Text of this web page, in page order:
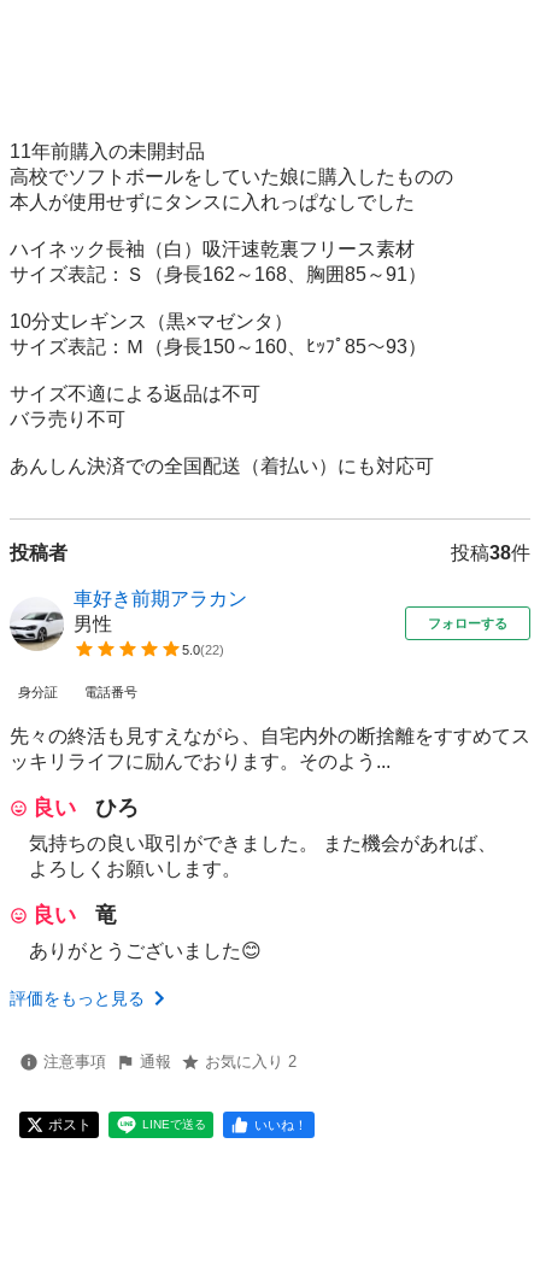
11年前購入の未開封品
高校でソフトボールをしていた娘に購入したものの
本人が使用せずにタンスに入れっぱなしでした
ハイネック長袖（白）吸汗速乾裏フリース素材
サイズ表記：Ｓ（身長162～168、胸囲85～91）
10分丈レギンス（黒×マゼンタ）
サイズ表記：Ｍ（身長150～160、ﾋｯﾌﾟ85～93）
サイズ不適による返品は不可
バラ売り不可
あんしん決済での全国配送（着払い）にも対応可
投稿者 投稿38件
車好き前期アラカン
男性
5.0(22)
フォローする
身分証 電話番号
先々の終活も見すえながら、自宅内外の断捨離をすすめてス
ッキリライフに励んでおります。そのよう...
良い ひろ
気持ちの良い取引ができました。 また機会があれば、
よろしくお願いします。
良い 竜
ありがとうございました😊
評価をもっと見る
注意事項 通報 お気に入り 2
ポスト LINEで送る いいね！